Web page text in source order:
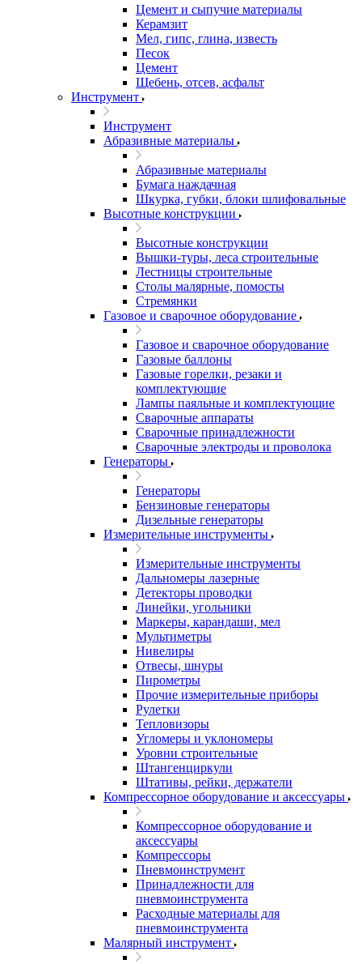
Цемент и сыпучие материалы
Керамзит
Мел, гипс, глина, известь
Песок
Цемент
Щебень, отсев, асфальт
Инструмент
Инструмент
Абразивные материалы
Абразивные материалы
Бумага наждачная
Шкурка, губки, блоки шлифовальные
Высотные конструкции
Высотные конструкции
Вышки-туры, леса строительные
Лестницы строительные
Столы малярные, помосты
Стремянки
Газовое и сварочное оборудование
Газовое и сварочное оборудование
Газовые баллоны
Газовые горелки, резаки и
комплектующие
Лампы паяльные и комплектующие
Сварочные аппараты
Сварочные принадлежности
Сварочные электроды и проволока
Генераторы
Генераторы
Бензиновые генераторы
Дизельные генераторы
Измерительные инструменты
Измерительные инструменты
Дальномеры лазерные
Детекторы проводки
Линейки, угольники
Маркеры, карандаши, мел
Мультиметры
Нивелиры
Отвесы, шнуры
Пирометры
Прочие измерительные приборы
Рулетки
Тепловизоры
Угломеры и уклономеры
Уровни строительные
Штангенциркули
Штативы, рейки, держатели
Компрессорное оборудование и аксессуары
Компрессорное оборудование и
аксессуары
Компрессоры
Пневмоинструмент
Принадлежности для
пневмоинструмента
Расходные материалы для
пневмоинструмента
Малярный инструмент